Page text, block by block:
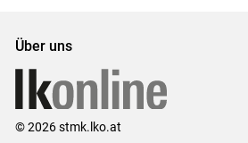
Über uns
© 2026 stmk.lko.at